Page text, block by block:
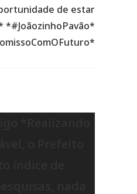
de estar
*#JoãozinhoPavão*